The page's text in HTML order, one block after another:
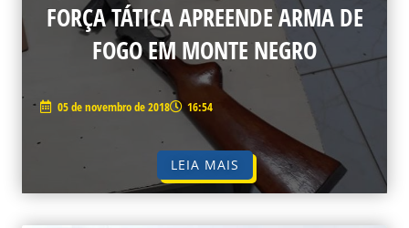
FORÇA TÁTICA APREENDE ARMA DE
FOGO EM MONTE NEGRO
05 de novembro de 2018 16:54
LEIA MAIS